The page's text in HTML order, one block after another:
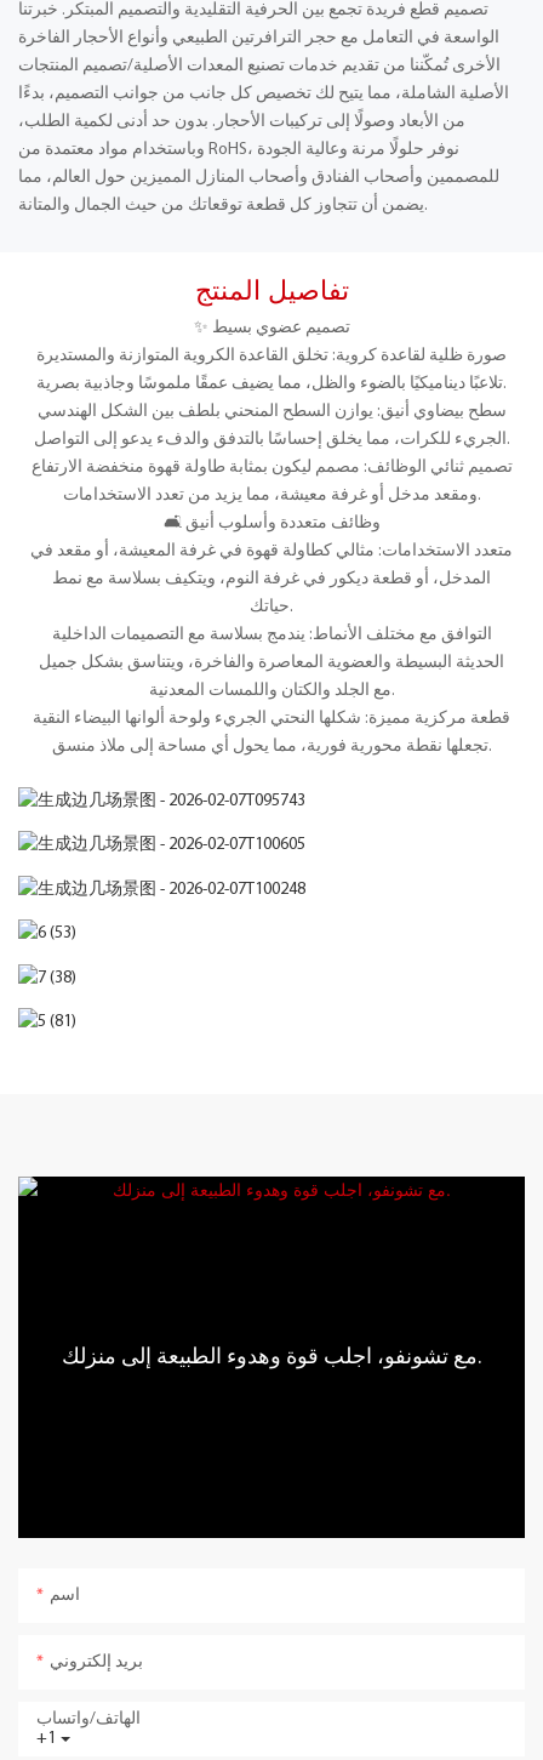
تصميم قطع فريدة تجمع بين الحرفية التقليدية والتصميم المبتكر. خبرتنا
الواسعة في التعامل مع حجر الترافرتين الطبيعي وأنواع الأحجار الفاخرة
الأخرى تُمكّننا من تقديم خدمات تصنيع المعدات الأصلية/تصميم المنتجات
الأصلية الشاملة، مما يتيح لك تخصيص كل جانب من جوانب التصميم، بدءًا
من الأبعاد وصولًا إلى تركيبات الأحجار. بدون حد أدنى لكمية الطلب،
وباستخدام مواد معتمدة من RoHS، نوفر حلولًا مرنة وعالية الجودة
للمصممين وأصحاب الفنادق وأصحاب المنازل المميزين حول العالم، مما
يضمن أن تتجاوز كل قطعة توقعاتك من حيث الجمال والمتانة.
تفاصيل المنتج
✨ تصميم عضوي بسيط
صورة ظلية لقاعدة كروية: تخلق القاعدة الكروية المتوازنة والمستديرة
تلاعبًا ديناميكيًا بالضوء والظل، مما يضيف عمقًا ملموسًا وجاذبية بصرية.
سطح بيضاوي أنيق: يوازن السطح المنحني بلطف بين الشكل الهندسي
الجريء للكرات، مما يخلق إحساسًا بالتدفق والدفء يدعو إلى التواصل.
تصميم ثنائي الوظائف: مصمم ليكون بمثابة طاولة قهوة منخفضة الارتفاع
ومقعد مدخل أو غرفة معيشة، مما يزيد من تعدد الاستخدامات.
🛋️ وظائف متعددة وأسلوب أنيق
متعدد الاستخدامات: مثالي كطاولة قهوة في غرفة المعيشة، أو مقعد في
المدخل، أو قطعة ديكور في غرفة النوم، ويتكيف بسلاسة مع نمط
حياتك.
التوافق مع مختلف الأنماط: يندمج بسلاسة مع التصميمات الداخلية
الحديثة البسيطة والعضوية المعاصرة والفاخرة، ويتناسق بشكل جميل
مع الجلد والكتان واللمسات المعدنية.
قطعة مركزية مميزة: شكلها النحتي الجريء ولوحة ألوانها البيضاء النقية
تجعلها نقطة محورية فورية، مما يحول أي مساحة إلى ملاذ منسق.
مع تشونفو، اجلب قوة وهدوء الطبيعة إلى منزلك.
اسم
بريد إلكتروني
+1
الهاتف/واتساب